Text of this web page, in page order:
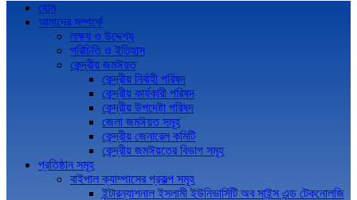
হোম
আমাদের সম্পর্কে
লক্ষ্য ও উদ্দেশ্য
পরিচিতি ও ইতিহাস
কেন্দ্রীয় জমঈয়ত
কেন্দ্রীয় নির্বাহী পরিষদ
কেন্দ্রীয় কার্যকারী পরিষদ
কেন্দ্রীয় উপদেষ্টা পরিষদ
জেলা জমঈয়ত সমূহ
কেন্দ্রীয় জেনারেল কমিটি
কেন্দ্রীয় জমঈয়তের বিভাগ সমূহ
প্রতিষ্ঠান সমূহ
বাইপাল ক্যাম্পাসের প্রকল্প সমূহ
ইন্টারন্যাশনাল ইসলামী ইউনিভার্সিটি অব সাইন্স এন্ড টেকনোলজি